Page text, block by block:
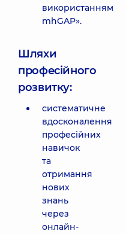
використанням
mhGAP».
Шляхи
професійного
розвитку:
систематичне
вдосконалення
професійних
навичок
та
отримання
нових
знань
через
онлайн-